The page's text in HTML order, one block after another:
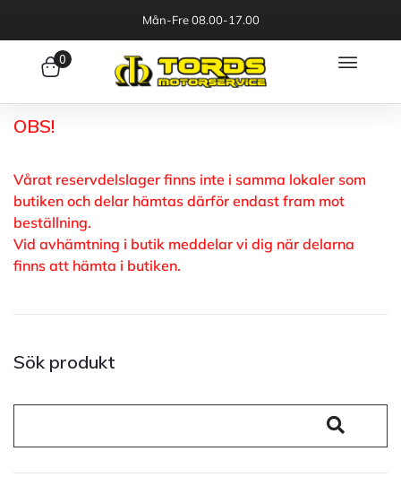
Mån-Fre 08.00-17.00
0
OBS!
Vårat reservdelslager finns inte i samma lokaler som
butiken och delar hämtas därför endast fram mot
beställning.
Vid avhämtning i butik meddelar vi dig när delarna
finns att hämta i butiken.
Sök produkt